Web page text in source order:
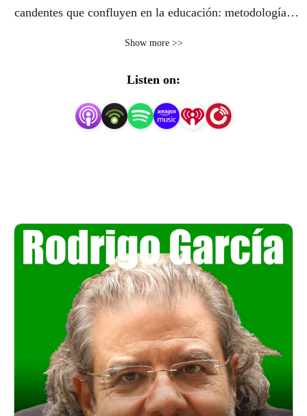
candentes que confluyen en la educación: metodología,
Juntos charlaremos con expertos y profesionales de
diferentes ámbitos relacionados con la educación y que
aportarán su visión en temas tan diversos como
Nuestro objetivo es conversar con aquellos que tienen la
experiencia desde un punto de vista accesible y práctico,
para que tengáis una idea concreta del tema del que
hablamos y os despierte el interés para investigar,
profundizar e implementar en el aula .
El recurso es un espacio de libertad, donde las ideas se
comparten, se discuten y se  refinan, para que podamos
Show more >>
Listen on: